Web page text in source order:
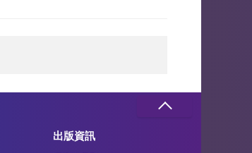
出版資訊